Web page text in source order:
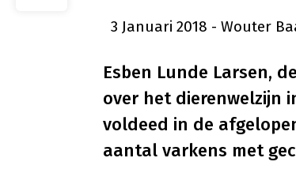
3 Januari 2018 - Wouter
Esben Lunde Larsen,
over het dierenwelzijn
voldeed in de
aantal varkens met